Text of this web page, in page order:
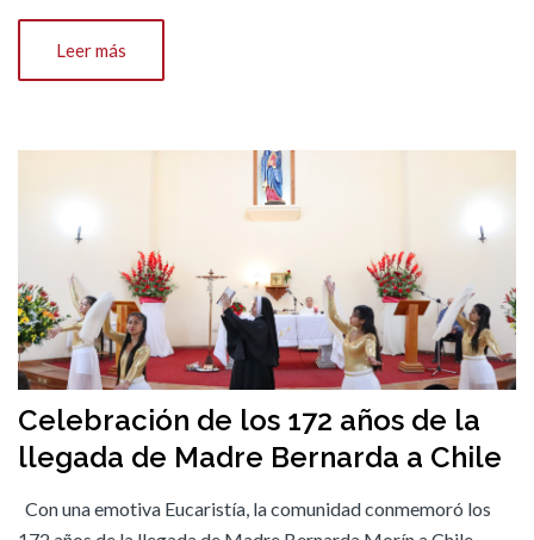
Leer más
Celebración de los 172 años de la
llegada de Madre Bernarda a Chile
Con una emotiva Eucaristía, la comunidad conmemoró los